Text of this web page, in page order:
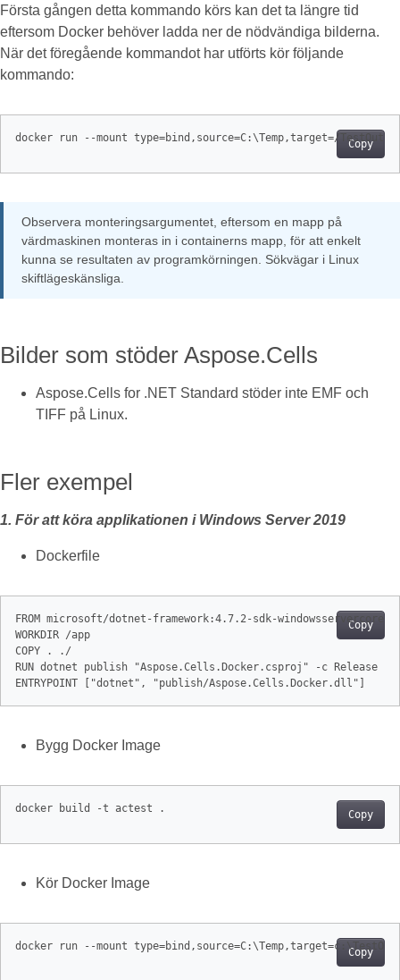
Första gången detta kommando körs kan det ta längre tid
eftersom Docker behöver ladda ner de nödvändiga bilderna.
När det föregående kommandot har utförts kör följande
kommando:
Copy
docker run --mount type=bind,source=C:\Temp,target=/TestOut
Observera monteringsargumentet, eftersom en mapp på
värdmaskinen monteras in i containerns mapp, för att enkelt
kunna se resultaten av programkörningen. Sökvägar i Linux
skiftlägeskänsliga.
Bilder som stöder Aspose.Cells
Aspose.Cells for .NET Standard stöder inte EMF och
TIFF på Linux.
Fler exempel
1. För att köra applikationen i Windows Server 2019
Dockerfile
Copy
FROM microsoft/dotnet-framework:4.7.2-sdk-windowsservercore-
WORKDIR /app
COPY . ./
RUN dotnet publish "Aspose.Cells.Docker.csproj" -c Release -
ENTRYPOINT ["dotnet", "publish/Aspose.Cells.Docker.dll"]
Bygg Docker Image
Copy
docker build -t actest .
Kör Docker Image
Copy
docker run --mount